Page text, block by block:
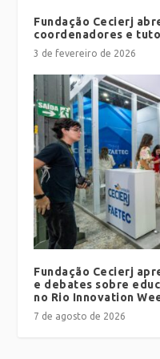
Fundação Cecierj
coordenadores e
3 de fevereiro de 2026
Fundação Cecierj
e debates sobre
no Rio Innovation
7 de agosto de 2026